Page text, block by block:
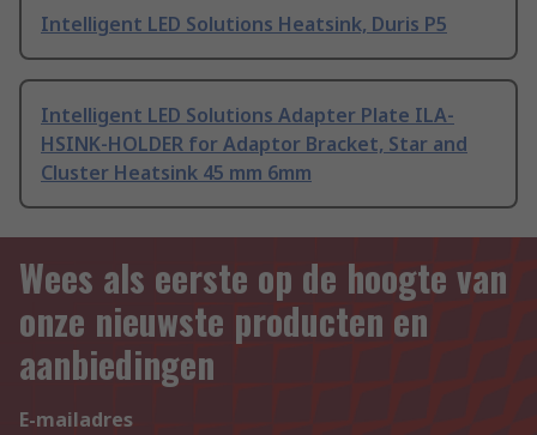
Intelligent LED Solutions Heatsink, Duris P5
Intelligent LED Solutions Adapter Plate ILA-
HSINK-HOLDER for Adaptor Bracket, Star and
Cluster Heatsink 45 mm 6mm
Wees als eerste op de hoogte van
onze nieuwste producten en
aanbiedingen
E-mailadres